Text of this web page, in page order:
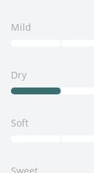
Mild
Dry
Soft